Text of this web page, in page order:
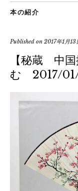
本の紹介
Published on 2017年1月13
【秘蔵 中
む 2017/